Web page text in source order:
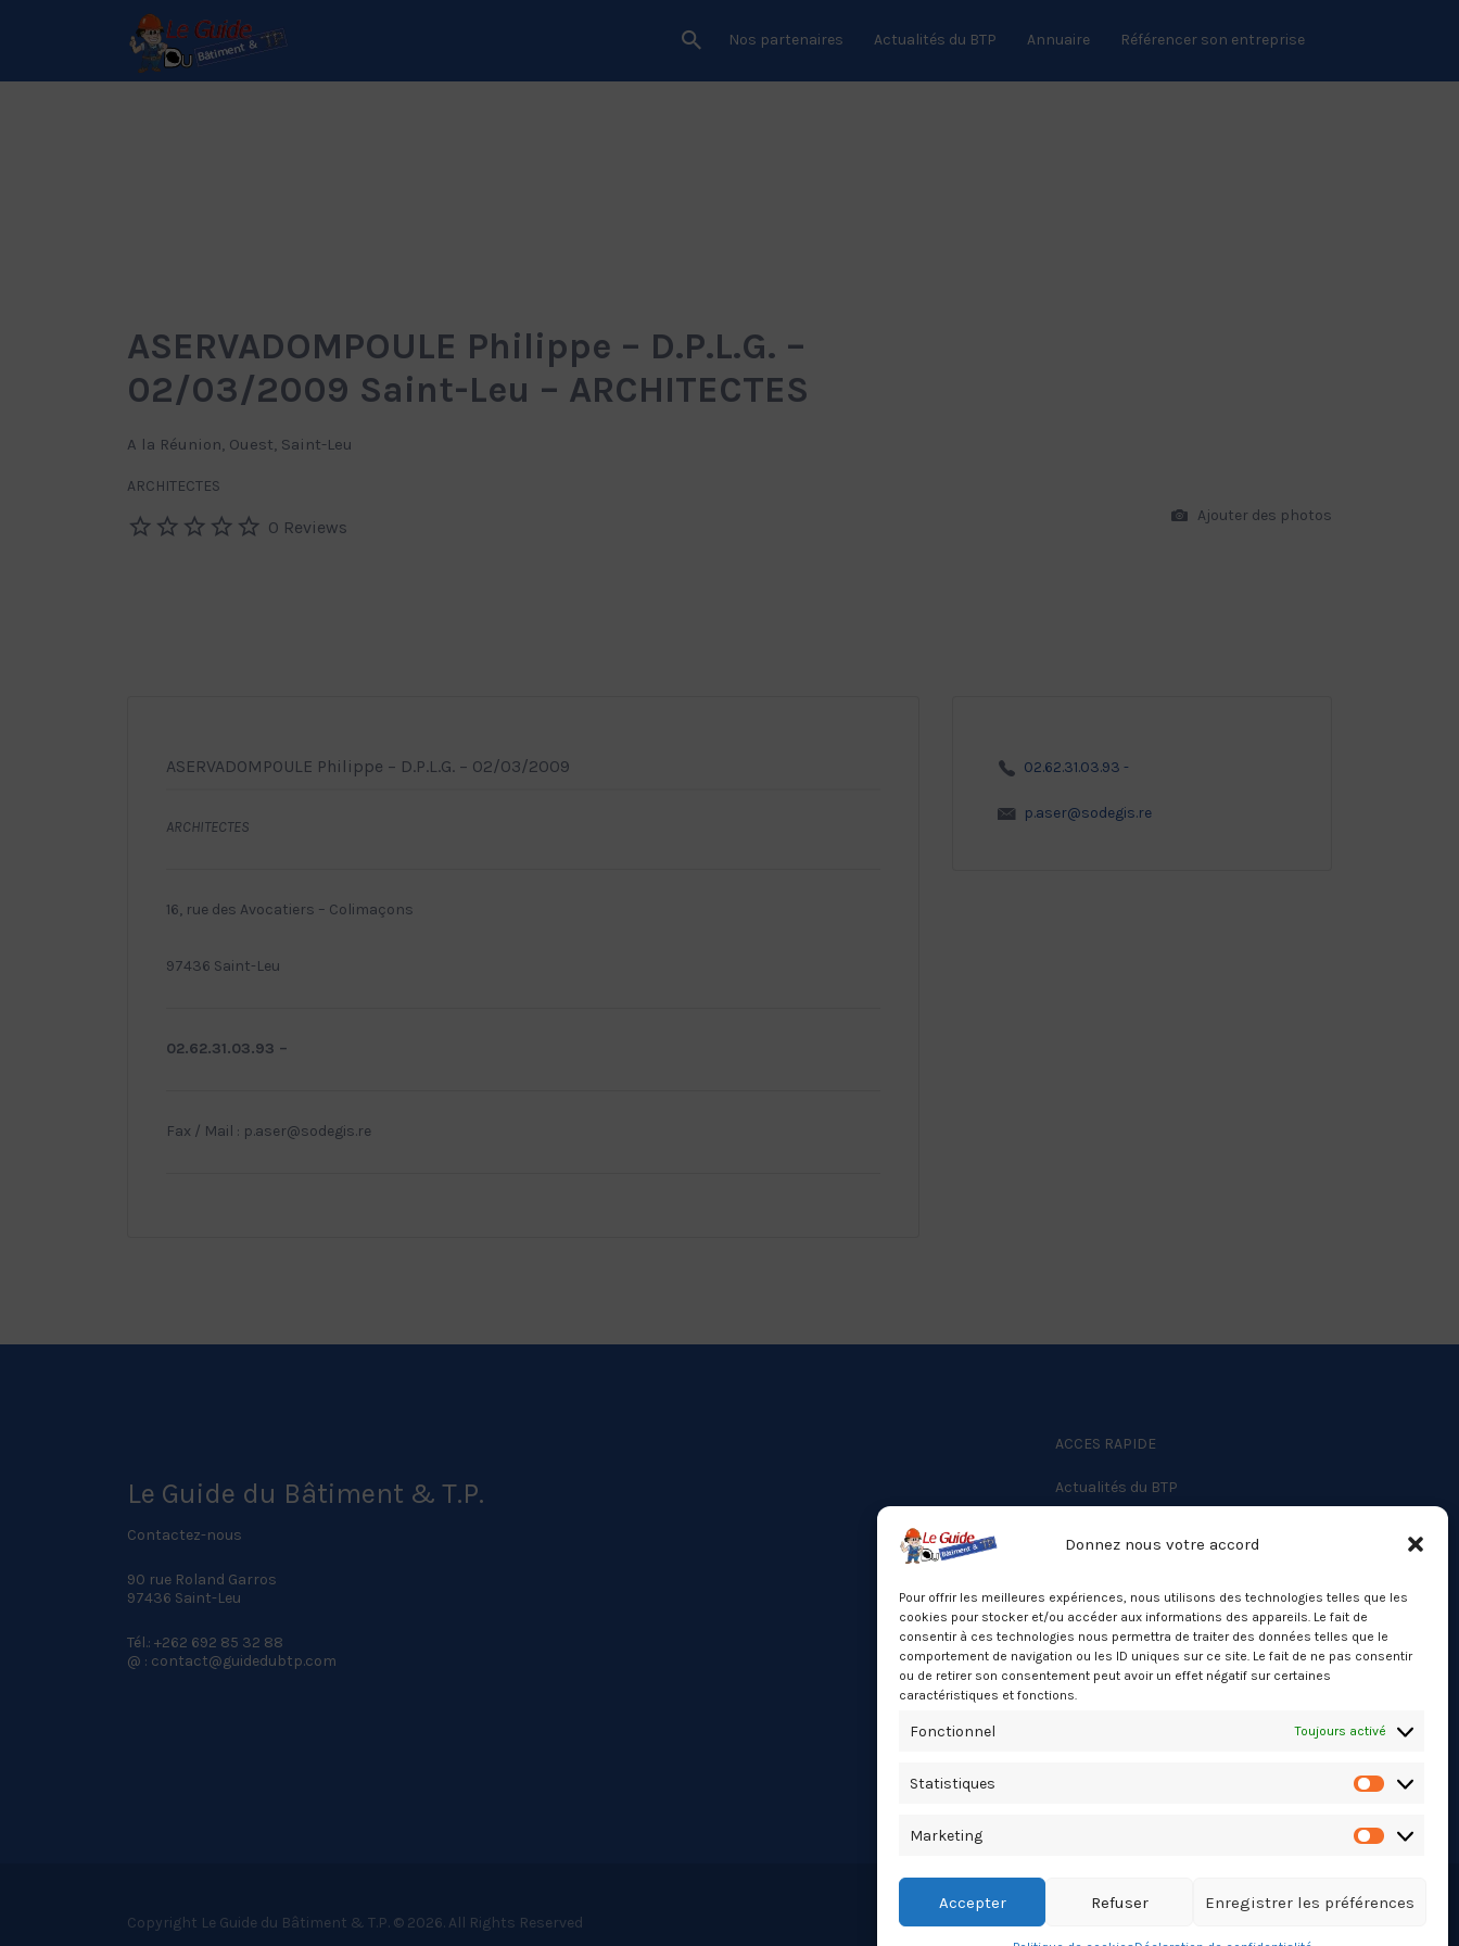
Donnez nous votre accord
Pour offrir les meilleures expériences, nous utilisons des technologies telles que les
cookies pour stocker et/ou accéder aux informations des appareils. Le fait de
consentir à ces technologies nous permettra de traiter des données telles que le
comportement de navigation ou les ID uniques sur ce site. Le fait de ne pas consentir
ou de retirer son consentement peut avoir un effet négatif sur certaines
caractéristiques et fonctions.
Fonctionnel Toujours activé
Statistiques
Marketing Marketing
Accepter Refuser Enregistrer les préférences
Nos partenaires Actualités du BTP Annuaire Référencer son entreprise
Rechercher:
ASERVADOMPOULE Philippe – D.P.L.G. –
02/03/2009 Saint-Leu – ARCHITECTES
A la Réunion, Ouest, Saint-Leu
ARCHITECTES
0 Reviews
Ajouter des photos
ASERVADOMPOULE Philippe – D.P.L.G. – 02/03/2009
ARCHITECTES
16, rue des Avocatiers – Colimaçons
97436 Saint-Leu
02.62.31.03.93 –
Fax / Mail : p.aser@sodegis.re
02.62.31.03.93 -
p.aser@sodegis.re
Le Guide du Bâtiment & T.P.
Contactez-nous
90 rue Roland Garros
97436 Saint-Leu
Tél.: +262 692 85 32 88
@ : contact@guidedubtp.com
ACCES RAPIDE
Actualités du BTP
Mentions légales
Nos partenaires
Politique de confidentialité
Copyright Le Guide du Bâtiment & T.P. © 2026. All Rights Reserved